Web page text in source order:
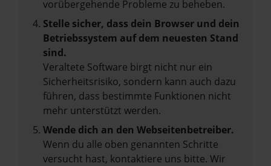
vorübergehende Probleme zu beheben.
Stelle sicher, dass dein Browser und dein
Betriebssystem auf dem neuesten Stand
sind.
Veraltete Software birgt nicht nur ein
Sicherheitsrisiko, sondern kann auch dazu
führen, dass bestimmte Funktionen nicht
mehr unterstützt werden.
Wende dich an den Webseitenbetreiber.
Wenn du alle oben genannten Schritte
versucht hast, kontaktiere uns bitte. Wir